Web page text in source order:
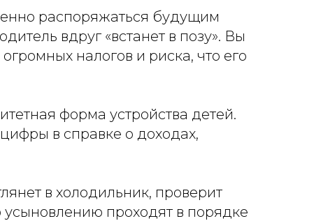
распоряжаться будущим
вдруг «встанет в позу». Вы
налогов и риска, что его
форма устройства детей.
в справке о доходах,
в холодильник, проверит
проходят в порядке